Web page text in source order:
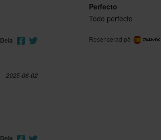
Dela
Perfecto
Todo perfecto
Resencerad på
2025-08-02
Dela